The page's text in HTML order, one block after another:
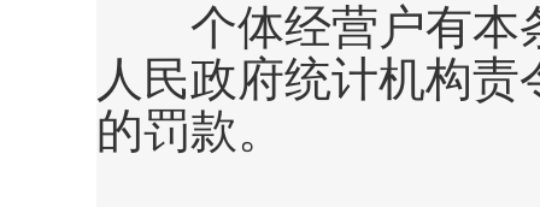
个体经营户有本
人民政府统计机构
的罚款。